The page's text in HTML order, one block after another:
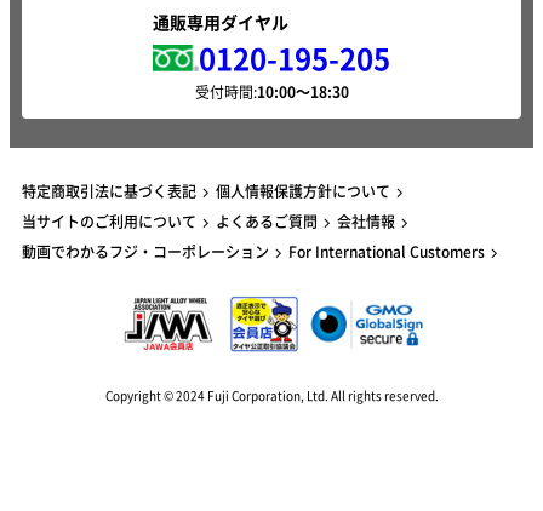
通販専用ダイヤル
0120-195-205
受付時間:
特定商取引法に基づく表記
個人情報保護方針について
当サイトのご利用について
よくあるご質問
会社情報
動画でわかるフジ・コーポレーション
For International Customers
Copyright © 2024 Fuji Corporation, Ltd. All rights reserved.